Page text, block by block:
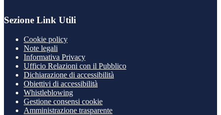
Sezione Link Utili
Cookie policy
Note legali
Informativa Privacy
Ufficio Relazioni con il Pubblico
Dichiarazione di accessibilità
Obiettivi di accessibilità
Whistleblowing
Gestione consensi cookie
Amministrazione trasparente